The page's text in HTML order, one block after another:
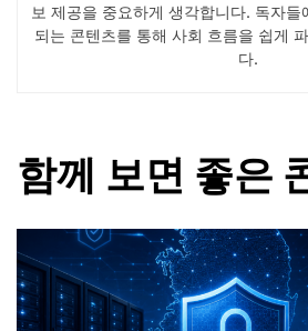
보 제공을 중요하게 생각합니다. 독자들
되는 콘텐츠를 통해 사회 흐름을 쉽게
다.
함께 보면 좋은